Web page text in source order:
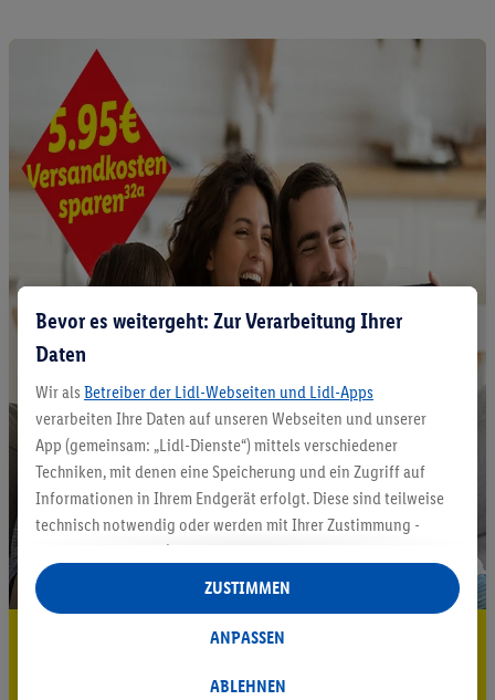
5.95 € Versand sparen³²ᵃ
Jetzt zum Newsletter anmelden
Bevor es weitergeht: Zur Verarbeitung Ihrer
Daten
Wir als Betreiber der Lidl-Webseiten und Lidl-Apps
verarbeiten Ihre Daten auf unseren Webseiten und unserer
App (gemeinsam: „Lidl-Dienste“) mittels verschiedener
Techniken, mit denen eine Speicherung und ein Zugriff auf
Informationen in Ihrem Endgerät erfolgt. Diese sind teilweise
technisch notwendig oder werden mit Ihrer Zustimmung -
auch durch Partner (u.a.
Verantwortliche; im Zusammenhang mit dem IAB TCF
insgesamt
Statistik-Erstellung oder für personalisierte Werbung
Datenverarbeitungen für personalisierte Werbung werden
ABLEHNEN
ANPASSEN
ZUSTIMMEN